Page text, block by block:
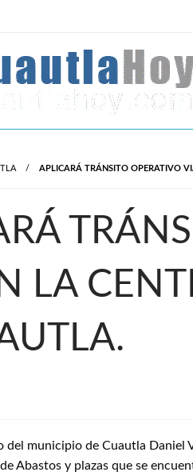
de Morelos.
APLICARÁ TRÁNSITO OPERATIVO
LA
del municipio de Cuautla Daniel
Abastos y plazas que se